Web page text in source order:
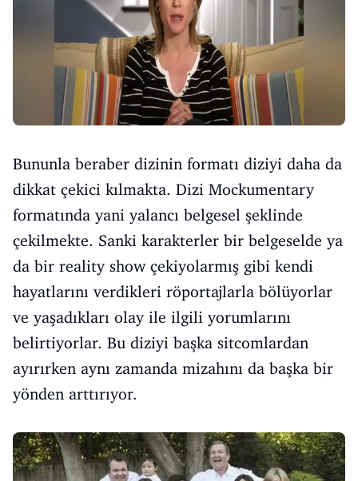
Bununla beraber dizinin formatı diziyi daha da
dikkat çekici kılmakta. Dizi Mockumentary
formatında yani yalancı belgesel şeklinde
çekilmekte. Sanki karakterler bir belgeselde ya
da bir reality show çekiyolarmış gibi kendi
hayatlarını verdikleri röportajlarla bölüyorlar
ve yaşadıkları olay ile ilgili yorumlarını
belirtiyorlar. Bu diziyi başka sitcomlardan
ayırırken aynı zamanda mizahını da başka bir
yönden arttırıyor.